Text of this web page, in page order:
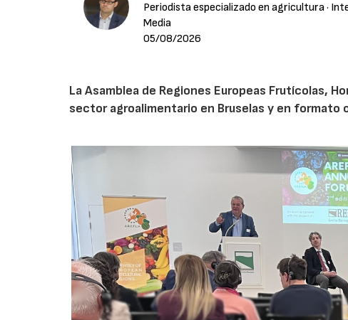
Periodista especializado en agricultura·
Media
05/08/2026
La Asamblea de Regiones Europeas Frutícolas,
sector agroalimentario en Bruselas y en formato